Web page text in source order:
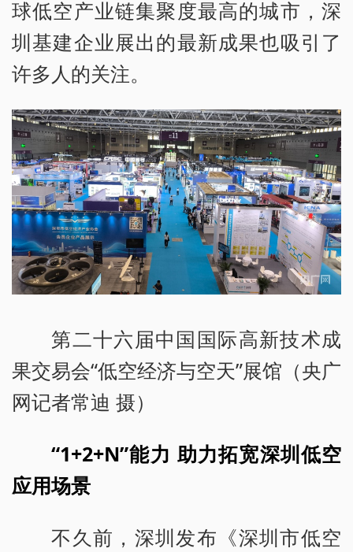
球低空产业链集聚度最高的城市，深
圳基建企业展出的最新成果也吸引了
许多人的关注。
第二十六届中国国际高新技术成
果交易会“低空经济与空天”展馆（央广
网记者常迪 摄）
“1+2+N”能力 助力拓宽深圳低空
应用场景
不久前，深圳发布《深圳市低空